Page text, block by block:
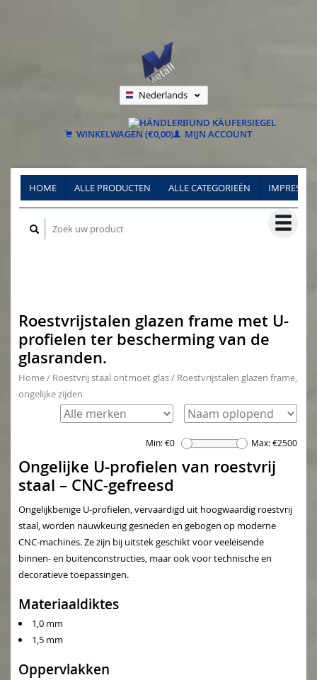
Nederlands
Français
WINKELWAGEN (€0,00) MIJN ACCOUNT
HOME ALLE PRODUCTEN ALLE CATEGORIEËN
Roestvrijstalen glazen frame met U-
profielen ter bescherming van de
glasranden.
Home/ Roestvrij staal ontmoet glas/ Roestvrijstalen glazen frame,
ongelijke zijden
Min: €0 Max: €2500
Ongelijke U-profielen van roestvrij
staal – CNC-gefreesd
Ongelijkbenige U-profielen, vervaardigd uit hoogwaardig roestvrij
staal, worden nauwkeurig gesneden en gebogen op moderne
CNC-machines. Ze zijn bij uitstek geschikt voor veeleisende
binnen- en buitenconstructies, maar ook voor technische en
decoratieve toepassingen.
Materiaaldiktes
1,0 mm
1,5 mm
Oppervlakken